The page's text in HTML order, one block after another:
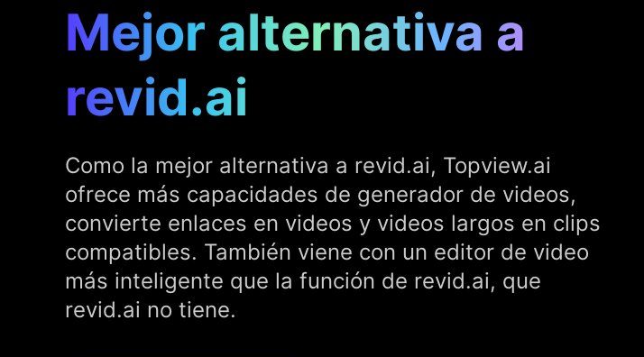
Mejor alternativa a
revid.ai
Como la mejor alternativa a revid.ai, Topview.ai
ofrece más capacidades de generador de videos,
convierte enlaces en videos y videos largos en clips
compatibles. También viene con un editor de video
más inteligente que la función de revid.ai, que
revid.ai no tiene.